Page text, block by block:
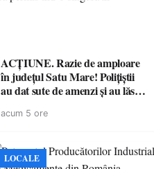
ACȚIUNE. Razie de amploare
în județul Satu Mare! Polițiștii
au dat sute de amenzi și au lăsat
singură zi
acum 5 ore
LOCALE